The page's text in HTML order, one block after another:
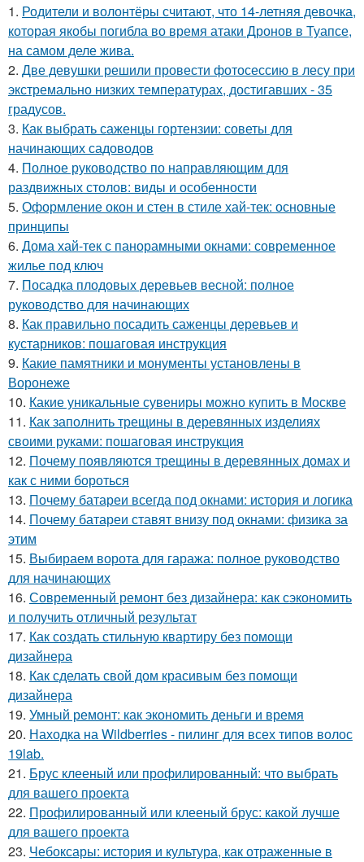
1. Родители и волонтёры считают, что 14-летняя девочка,
которая якобы погибла во время атаки Дронов в Туапсе,
на самом деле жива.
2. Две девушки решили провести фотосессию в лесу при
экстремально низких температурах, достигавших - 35
градусов.
3. Как выбрать саженцы гортензии: советы для
начинающих садоводов
4. Полное руководство по направляющим для
раздвижных столов: виды и особенности
5. Оформление окон и стен в стиле хай-тек: основные
принципы
6. Дома хай-тек с панорамными окнами: современное
жилье под ключ
7. Посадка плодовых деревьев весной: полное
руководство для начинающих
8. Как правильно посадить саженцы деревьев и
кустарников: пошаговая инструкция
9. Какие памятники и монументы установлены в
Воронеже
10. Какие уникальные сувениры можно купить в Москве
11. Как заполнить трещины в деревянных изделиях
своими руками: пошаговая инструкция
12. Почему появляются трещины в деревянных домах и
как с ними бороться
13. Почему батареи всегда под окнами: история и логика
14. Почему батареи ставят внизу под окнами: физика за
этим
15. Выбираем ворота для гаража: полное руководство
для начинающих
16. Современный ремонт без дизайнера: как сэкономить
и получить отличный результат
17. Как создать стильную квартиру без помощи
дизайнера
18. Как сделать свой дом красивым без помощи
дизайнера
19. Умный ремонт: как экономить деньги и время
20. Находка на Wildberries - пилинг для всех типов волос
19lab.
21. Брус клееный или профилированный: что выбрать
для вашего проекта
22. Профилированный или клееный брус: какой лучше
для вашего проекта
23. Чебоксары: история и культура, как отраженные в